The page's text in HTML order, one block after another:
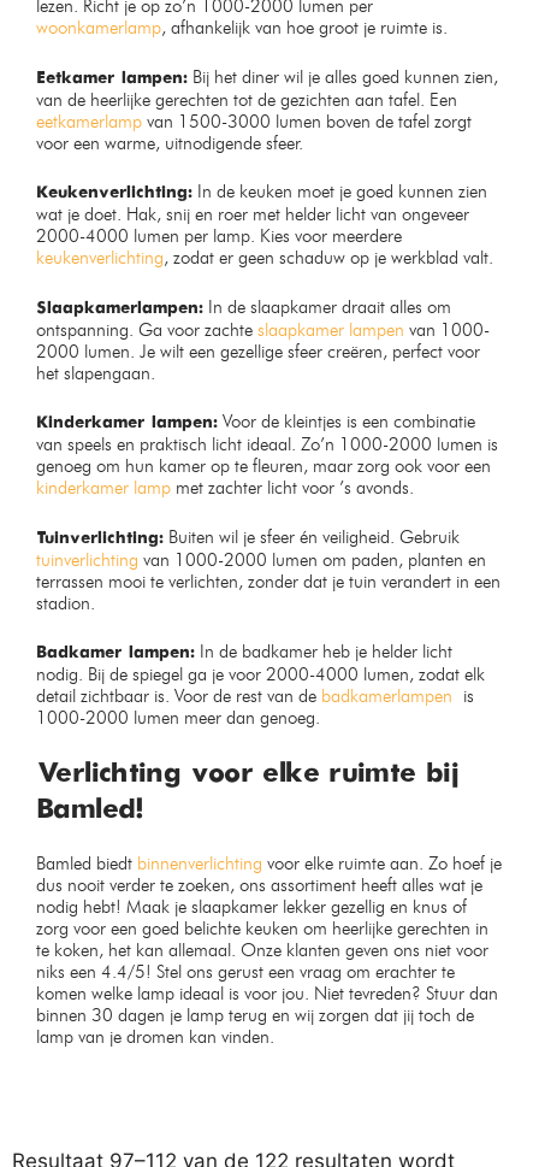
Design vloerlamp zwart met
smoke glas
Op voorraad
€149,99 –€379,99
Moderne glazen tafellamp –
Amber – Bamled
Op voorraad
€79,99
Moderne glazen tafellamp
Op voorraad
€59,99
Bamled® Luxe oplaadbare
afstandsbediening
Op voorraad